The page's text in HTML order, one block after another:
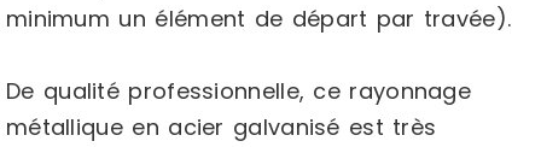
minimum un élément de départ par travée).
De qualité professionnelle, ce rayonnage
métallique en acier galvanisé est très